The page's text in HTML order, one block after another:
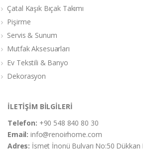
Çatal Kaşık Bıçak Takımı
Pişirme
Servis & Sunum
Mutfak Aksesuarları
Ev Tekstili & Banyo
Dekorasyon
İLETİŞİM BİLGİLERİ
Telefon: +90 548 840 80 30
Email:info@renoirhome.com
Adres: İsmet İnonü Bulvarı No:50